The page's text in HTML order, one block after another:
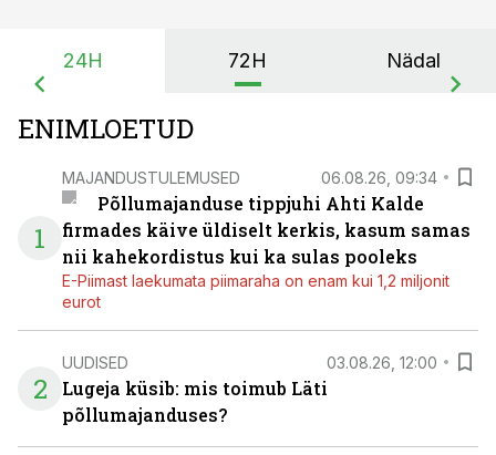
24H 72H Nädal
ENIMLOETUD
1
MAJANDUSTULEMUSED 06.08.26, 09:34
Põllumajanduse tippjuhi Ahti Kalde
firmades käive üldiselt kerkis, kasum samas
nii kahekordistus kui ka sulas pooleks
E-Piimast laekumata piimaraha on enam kui 1,2 miljonit
eurot
2
UUDISED 03.08.26, 12:00
Lugeja küsib: mis toimub Läti
põllumajanduses?